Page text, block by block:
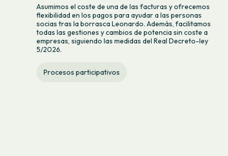
Asumimos el coste de una de las facturas y ofrecemos
flexibilidad en los pagos para ayudar a las personas
socias tras la borrasca Leonardo. Además, facilitamos
todas las gestiones y cambios de potencia sin coste a
empresas, siguiendo las medidas del Real Decreto-ley
5/2026.
Procesos participativos